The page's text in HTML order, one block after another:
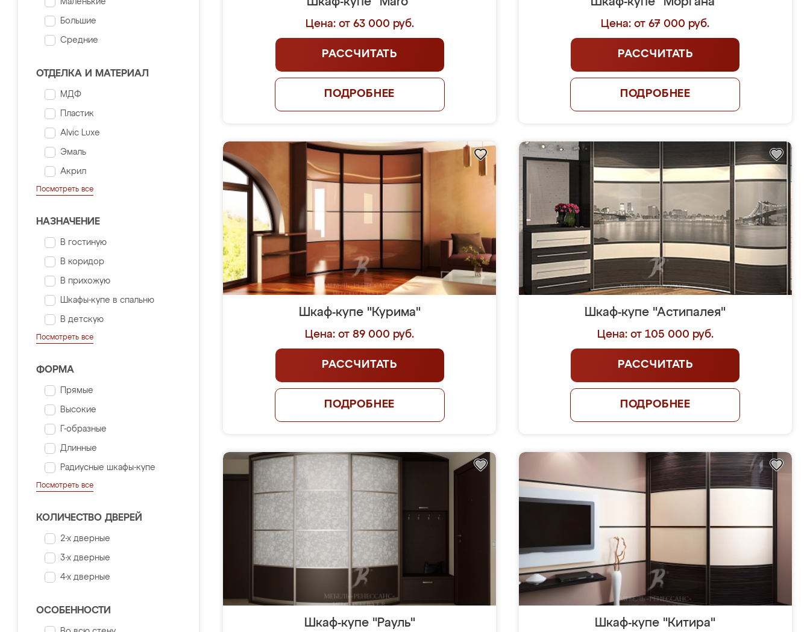
Маленькие
Большие
Средние
ОТДЕЛКА И МАТЕРИАЛ
МДФ
Пластик
Alvic Luxe
Эмаль
Акрил
Посмотреть все
НАЗНАЧЕНИЕ
В гостиную
В коридор
В прихожую
Шкафы-купе в спальню
В детскую
Посмотреть все
ФОРМА
Прямые
Высокие
Г-образные
Длинные
Радиусные шкафы-купе
Посмотреть все
КОЛИЧЕСТВО ДВЕРЕЙ
2-х дверные
3-х дверные
4-х дверные
ОСОБЕННОСТИ
Цена: от 63 000 руб.
РАССЧИТАТЬ
ПОДРОБНЕЕ
Цена: от 67 000 руб.
РАССЧИТАТЬ
ПОДРОБНЕЕ
Шкаф-купе "Курима"
Цена: от 89 000 руб.
РАССЧИТАТЬ
ПОДРОБНЕЕ
Шкаф-купе "Астипалея"
Цена: от 105 000 руб.
РАССЧИТАТЬ
ПОДРОБНЕЕ
Шкаф-купе "Рауль" Шкаф-купе "Китира"